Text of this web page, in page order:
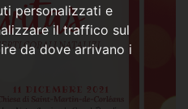
personalizzati e
il traffico sul
da dove arrivano i